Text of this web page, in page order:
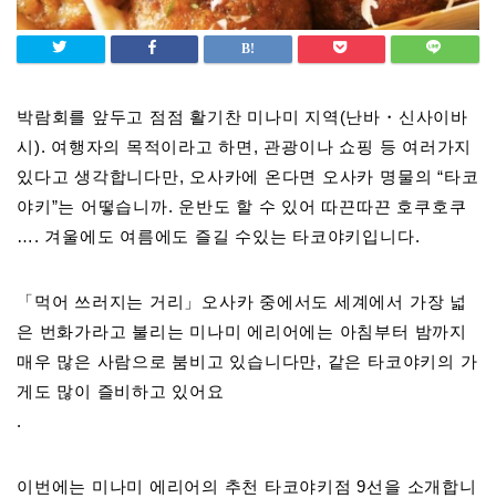
박람회를 앞두고 점점 활기찬 미나미 지역(난바・신사이바
시). 여행자의 목적이라고 하면, 관광이나 쇼핑 등 여러가지
있다고 생각합니다만, 오사카에 온다면 오사카 명물의 “타코
야키”는 어떻습니까. 운반도 할 수 있어 따끈따끈 호쿠호쿠
…. 겨울에도 여름에도 즐길 수있는 타코야키입니다.
「먹어 쓰러지는 거리」오사카 중에서도 세계에서 가장 넓
은 번화가라고 불리는 미나미 에리어에는 아침부터 밤까지
매우 많은 사람으로 붐비고 있습니다만, 같은 타코야키의 가
게도 많이 즐비하고 있어요
.
이번에는 미나미 에리어의 추천 타코야키점 9선을 소개합니